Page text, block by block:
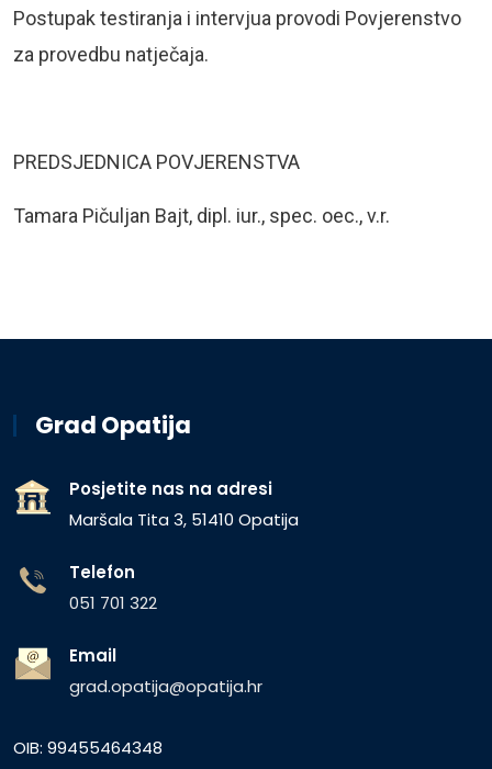
Postupak testiranja i intervjua provodi Povjerenstvo
za provedbu natječaja.
PREDSJEDNICA POVJERENSTVA
Tamara Pičuljan Bajt, dipl. iur., spec. oec., v.r.
Grad Opatija
Posjetite nas na adresi
Maršala Tita 3, 51410 Opatija
Telefon
051 701 322
Email
grad.opatija@opatija.hr
OIB: 99455464348